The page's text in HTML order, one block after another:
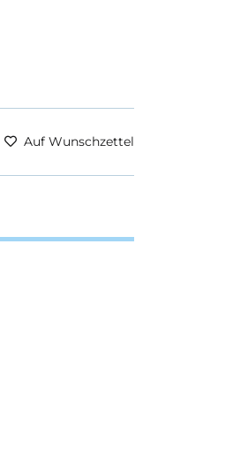
Auf Wunschzettel